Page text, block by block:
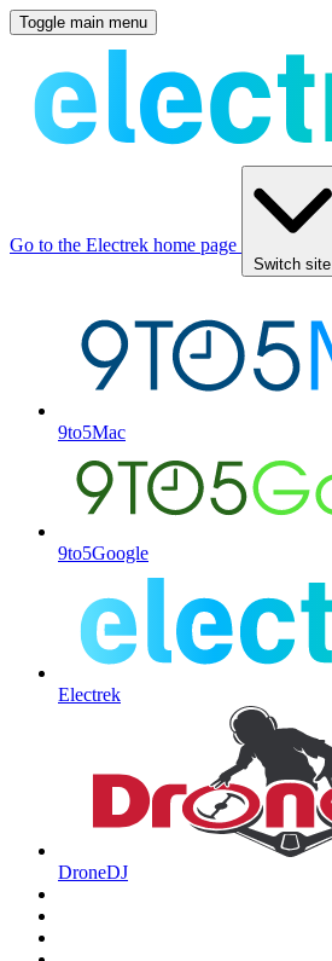
Toggle main menu
Go to the Electrek home page
Switch site
9to5Mac
9to5Google
Electrek
DroneDJ